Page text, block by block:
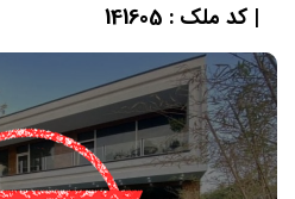
| کد ملک : 141605